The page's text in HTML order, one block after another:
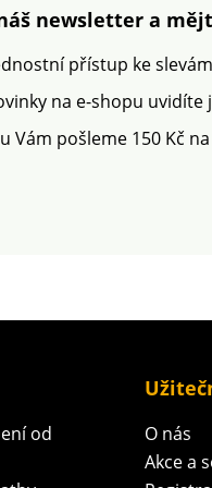
newsletter a
přístup ke
na e-shopu uvidíte
Vám pošleme 150 Kč
od
O nás
Akce a